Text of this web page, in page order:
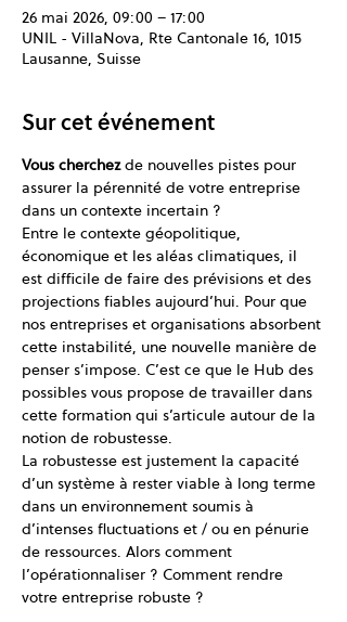
26 mai 2026, 09:00 – 17:00
UNIL - VillaNova, Rte Cantonale 16, 1015
Lausanne, Suisse
Sur cet événement
Vous cherchez de nouvelles pistes pour
assurer la pérennité de votre entreprise
dans un contexte incertain ?
Entre le contexte géopolitique,
économique et les aléas climatiques, il
est difficile de faire des prévisions et des
projections fiables aujourd’hui. Pour que
nos entreprises et organisations absorbent
cette instabilité, une nouvelle manière de
penser s’impose. C’est ce que le Hub des
possibles vous propose de travailler dans
cette formation qui s’articule autour de la
notion de robustesse.
La robustesse est justement la capacité
d’un système à rester viable à long terme
dans un environnement soumis à
d’intenses fluctuations et / ou en pénurie
de ressources. Alors comment
l’opérationnaliser ? Comment rendre
votre entreprise robuste ?